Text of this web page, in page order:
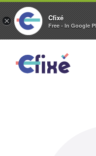
× Cfixé
Free - In Google